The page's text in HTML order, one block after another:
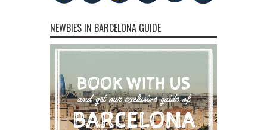
NEWBIES IN BARCELONA GUIDE